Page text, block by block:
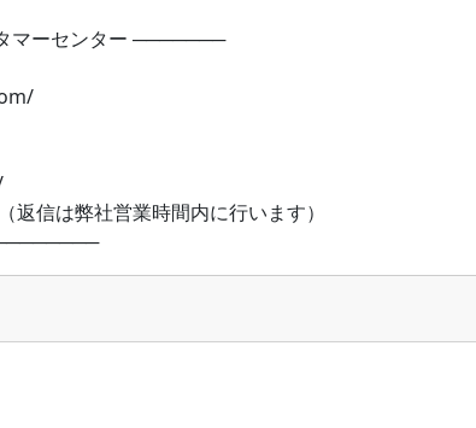
マーセンター ───────
信は弊社営業時間内に行います）